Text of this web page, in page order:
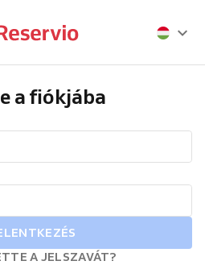
a fiókjába
A JELSZAVÁT?